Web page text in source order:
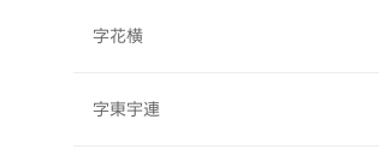
字花横
字東宇連